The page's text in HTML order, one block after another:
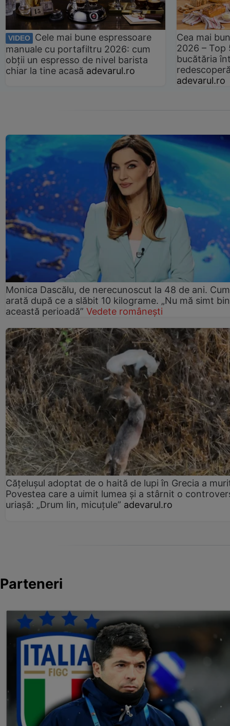
VIDEO
Cele mai bune espressoare
manuale cu portafiltru 2026: cum
obții un espresso de nivel barista
chiar la tine acasă adevarul.ro
Cea mai
2026 –
bucătăria
adevarul.ro
Monica Dascălu, de nerecunoscut la 48 de ani. Cum
arată după ce a slăbit 10 kilograme. „Nu mă simt
această perioadă” Vedete românești
Cățelușul adoptat de o haită de lupi în Grecia a
Povestea care a uimit lumea și a stârnit o
uriașă: „Drum lin, micuțule” adevarul.ro
Parteneri